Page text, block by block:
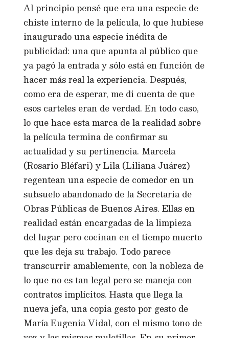
Al principio pensé que era una especie de
chiste interno de la película, lo que hubiese
inaugurado una especie inédita de
publicidad: una que apunta al público que
ya pagó la entrada y sólo está en función de
hacer más real la experiencia. Después,
como era de esperar, me di cuenta de que
esos carteles eran de verdad. En todo caso,
lo que hace esta marca de la realidad sobre
la película termina de confirmar su
actualidad y su pertinencia. Marcela
(Rosario Bléfari) y Lila (Liliana Juárez)
regentean una especie de comedor en un
subsuelo abandonado de la Secretaria de
Obras Públicas de Buenos Aires. Ellas en
realidad están encargadas de la limpieza
del lugar pero cocinan en el tiempo muerto
que les deja su trabajo. Todo parece
transcurrir amablemente, con la nobleza de
lo que no es tan legal pero se maneja con
contratos implícitos. Hasta que llega la
nueva jefa, una copia gesto por gesto de
María Eugenia Vidal, con el mismo tono de